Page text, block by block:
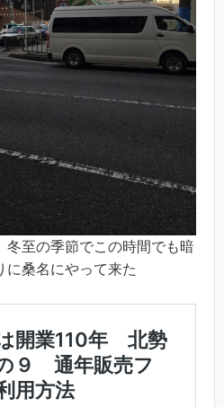
冬至の季節でこの時間でも暗
に桑名にやって来た